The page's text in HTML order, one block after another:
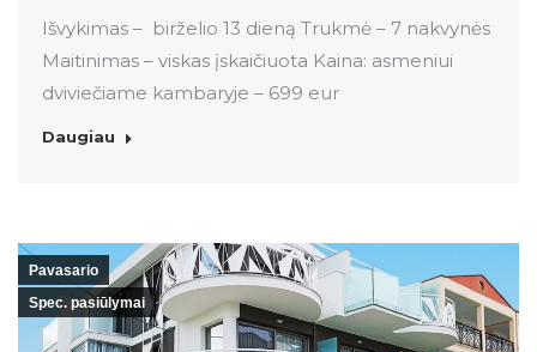
Išvykimas – birželio 13 dieną Trukmė – 7 nakvynės
Maitinimas – viskas įskaičiuota Kaina: asmeniui
dviviečiame kambaryje – 699 eur
Daugiau
Pavasario
Spec. pasiūlymai